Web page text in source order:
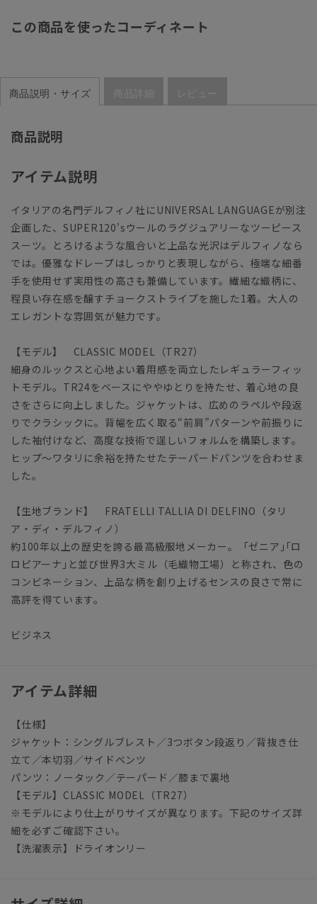
この商品を使ったコーディネート
商品説明・サイズ 商品詳細 レビュー
商品説明
アイテム説明
イタリアの名門デルフィノ社にUNIVERSAL LANGUAGEが別注
企画した、SUPER120'sウールのラグジュアリーなツーピース
スーツ。とろけるような風合いと上品な光沢はデルフィノなら
では。優雅なドレープはしっかりと表現しながら、極端な細番
手を使用せず実用性の高さも兼備しています。繊細な織柄に、
程良い存在感を醸すチョークストライプを施した1着。大人の
エレガントな雰囲気が魅力です。
【モデル】 CLASSIC MODEL（TR27）
細身のルックスと心地よい着用感を両立したレギュラーフィッ
トモデル。TR24をベースにややゆとりを持たせ、着心地の良
さをさらに向上しました。ジャケットは、広めのラペルや段返
りでクラシックに。背幅を広く取る“前肩”パターンや前振りに
した袖付けなど、高度な技術で逞しいフォルムを構築します。
ヒップ～ワタリに余裕を持たせたテーパードパンツを合わせま
した。
【生地ブランド】 FRATELLI TALLIA DI DELFINO（タリ
ア・ディ・デルフィノ）
約100年以上の歴史を誇る最高級服地メーカー。「ゼニア｣｢ロ
ロピアーナ｣と並び世界3大ミル（毛織物工場）と称され、色の
コンビネーション、上品な柄を創り上げるセンスの良さで常に
高評を得ています。
ビジネス
アイテム詳細
【仕様】
ジャケット：シングルブレスト／3つボタン段返り／背抜き仕
立て／本切羽／サイドベンツ
パンツ：ノータック／テーパード／膝まで裏地
【モデル】CLASSIC MODEL（TR27）
※モデルにより仕上がりサイズが異なります。下記のサイズ詳
細を必ずご確認下さい。
【洗濯表示】ドライオンリー